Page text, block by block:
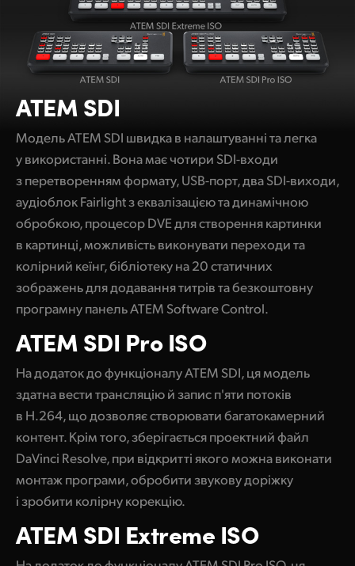
ATEM SDI
Модель ATEM SDI швидка в налаштуванні та легка
у використанні. Вона має чотири SDI-входи
з перетворенням формату, USB-порт, два SDI-виходи,
аудіоблок Fairlight з еквалізацією та динамічною
обробкою, процесор DVE для створення картинки
в картинці, можливість виконувати переходи та
колірний кеїнг, бібліотеку на 20 статичних
зображень для додавання титрів та безкоштовну
програмну панель ATEM Software Control.
ATEM SDI Pro ISO
На додаток до функціоналу ATEM SDI, ця модель
здатна вести трансляцію й запис п'яти потоків
в H.264, що дозволяє створювати багатокамерний
контент. Крім того, зберігається проектний файл
DaVinci Resolve, при відкритті якого можна виконати
монтаж програми, обробити звукову доріжку
і зробити колірну корекцію.
ATEM SDI Extreme ISO